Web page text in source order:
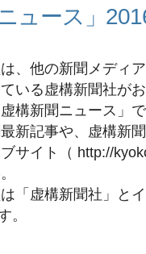
ュース」
、他の新聞メディ
いる虚構新聞社が
構新聞ニュース」
新記事や、虚構新
サイト（ http://
「虚構新聞社」と
。